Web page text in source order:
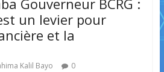
Gouverneur BCRG :
un levier pour
et la
Kalil Bayo 0